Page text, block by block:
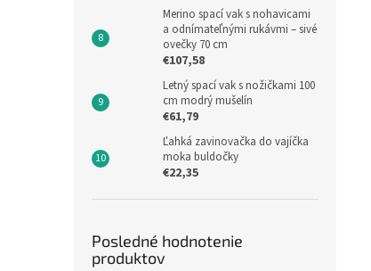
Merino spací vak s nohavicami
a odnímateľnými rukávmi – sivé
ovečky 70 cm
€107,58
Letný spací vak s nožičkami 100
cm modrý mušelín
€61,79
Ľahká zavinovačka do vajíčka
moka buldočky
€22,35
Posledné hodnotenie
produktov